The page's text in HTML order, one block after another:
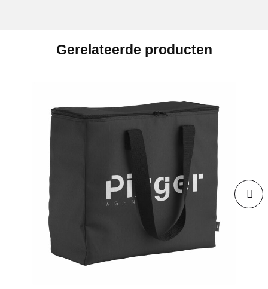
Gerelateerde producten